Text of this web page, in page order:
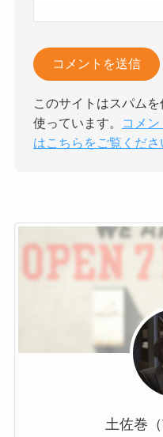
このサイトはスパム
使っています。
コメ
はこちらをご覧くださ
土佐巻（